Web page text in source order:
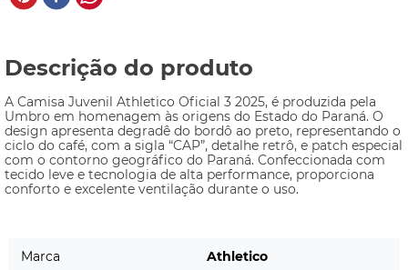
Descrição do produto
A Camisa Juvenil Athletico Oficial 3 2025, é produzida pela
Umbro em homenagem às origens do Estado do Paraná. O
design apresenta degradê do bordô ao preto, representando o
ciclo do café, com a sigla “CAP”, detalhe retrô, e patch especial
com o contorno geográfico do Paraná. Confeccionada com
tecido leve e tecnologia de alta performance, proporciona
conforto e excelente ventilação durante o uso.
Marca Athletico